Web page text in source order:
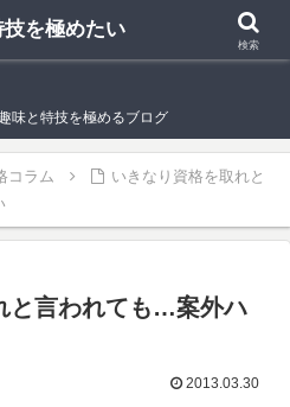
を極めたい
味と特技を極めるブログ
コラム
いきなり資格を取れと
と言われても…案外ハ
2013.03.30
技を極めたい
検索